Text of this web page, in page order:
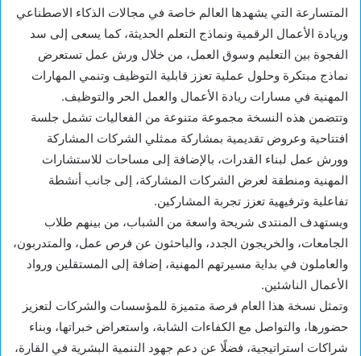
المتسارعة التي يشهدها العالم خاصة في مجالات الذكاء الاصطناعي
وريادة الأعمال الرقمية ونماذج التعلم الحديثة، كما يسعى إلى سد
الفجوة بين التعليم وسوق العمل، من خلال ورش عمل تستعرض
نماذج مبتكرة وحلول عملية تعزز قابلية التوظيف وتنمي المهارات
المهنية في مسارات ريادة الأعمال والعمل الحر والتوظيف.
وتتضمن هذه النسخة مجموعة متنوعة من الفعاليات تشمل جلسة
افتتاحية وعروض تقديمية بمشاركة ممثلي الشركات المشاركة
وورش عمل لبناء القدرات، بالإضافة إلى مساحات للاستشارات
المهنية ومنطقة لعرض الشركات المشاركة، إلى جانب أنشطة
تفاعلية وترفيهية تعزز تجربة المشاركين.
ويستهدف المنتدى شريحة واسعة من الشباب، من بينهم طلاب
الجامعات، والخريجون الجدد، والباحثون عن فرص عمل، والمتدربون،
والعاملون في بداية مسيرتهم المهنية، إضافة إلى المستقلين ورواد
الأعمال الناشئين.
وتمثل نسخة هذا العام فرصة متميزة للمؤسسات والشركات لتعزيز
حضورها، والتواصل مع الكفاءات الشابة، واستعراض خبراتها، وبناء
شراكات استراتيجية، فضلًا عن دعم جهود التنمية البشرية في القارة،